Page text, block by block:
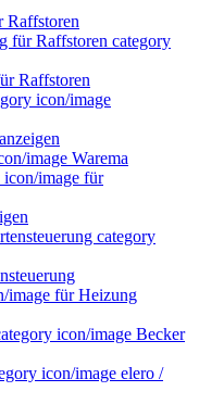
Raffstoren
Raffstoren
Warema
für
für Heizung
Becker
elero /